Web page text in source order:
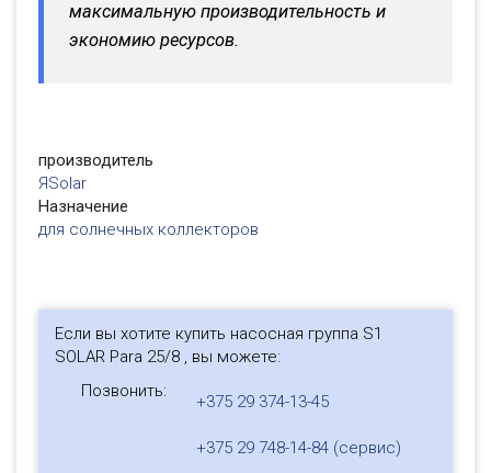
максимальную производительность и
экономию ресурсов.
производитель
ЯSolar
Назначение
для солнечных коллекторов
Если вы хотите купить насосная группа S1
SOLAR Para 25/8 , вы можете:
Позвонить:
+375 29 374-13-45
+375 29 748-14-84 (сервис)